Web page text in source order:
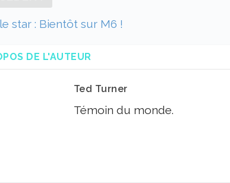
star : Bientôt sur M6 !
DE L'AUTEUR
Ted Turner
Témoin du monde.